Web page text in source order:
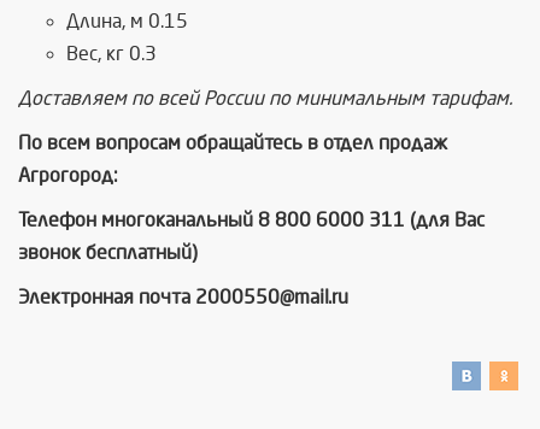
Длина, м 0.15
Вес, кг 0.3
Доставляем по всей России по минимальным тарифам.
По всем вопросам обращайтесь в отдел продаж
Агрогород:
Телефон многоканальный 8 800 6000 311 (для Вас
звонок бесплатный)
Электронная почта 2000550@mail.ru